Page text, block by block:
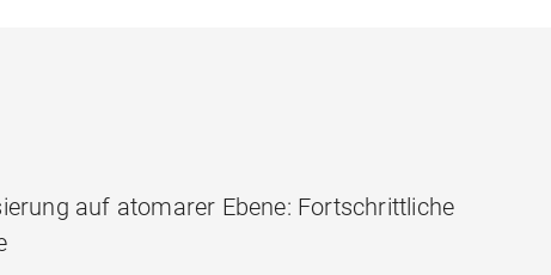
auf atomarer Ebene: Fortschrittliche